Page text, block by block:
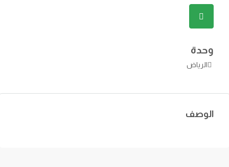
وحدة
الرياض
الوصف